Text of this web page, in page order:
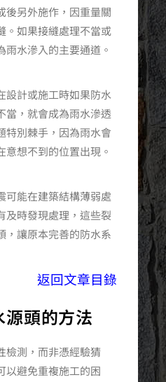
後另外施作，因重量關
。如果接縫處理不當或
雨水滲入的主要通道。
設計或施工時如果防水
當，就會成為雨水滲透
特別棘手，因為雨水會
意想不到的位置出現。
可能在建築結構薄弱處
及時發現處理，這些裂
，讓原本完善的防水系
返回文章目錄
頭的方法
檢測，而非憑經驗猜
以避免重複施工的困